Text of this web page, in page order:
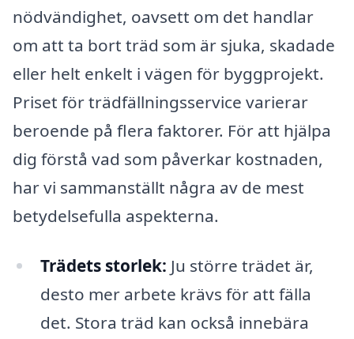
nödvändighet, oavsett om det handlar
om att ta bort träd som är sjuka, skadade
eller helt enkelt i vägen för byggprojekt.
Priset för trädfällningsservice varierar
beroende på flera faktorer. För att hjälpa
dig förstå vad som påverkar kostnaden,
har vi sammanställt några av de mest
betydelsefulla aspekterna.
Trädets storlek: Ju större trädet är,
desto mer arbete krävs för att fälla
det. Stora träd kan också innebära